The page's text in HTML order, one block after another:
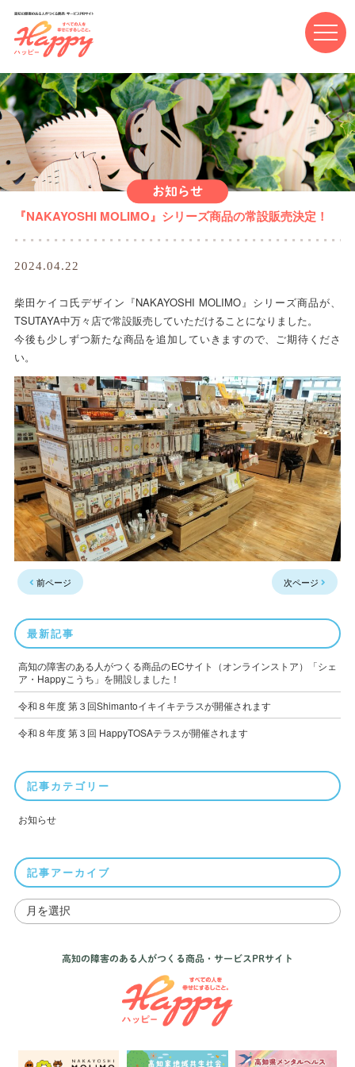
高知の障害のある人がつくる商品・サービスPRサイト
ホーム
Happyとは
事業所紹介
お店紹介
共同受注
公式オンラインストア
お問い合わせ
高知の障害のある人がつくる商品・サービスPRサイト
お知らせ
『NAKAYOSHI MOLIMO』シリーズ商品の常設販売決定！
2024.04.22
柴田ケイコ氏デザイン『NAKAYOSHI MOLIMO』シリーズ商品が、
TSUTAYA中万々店で常設販売していただけることになりました。
今後も少しずつ新たな商品を追加していきますので、ご期待くださ
い。
前ページ 次ページ
最新記事
高知の障害のある人がつくる商品のECサイト（オンラインストア）「シェ
ア・Happyこうち」を開設しました！
令和８年度 第３回Shimantoイキイキテラスが開催されます
令和８年度 第３回 HappyTOSAテラスが開催されます
記事カテゴリー
お知らせ
記事アーカイブ
高知の障害のある人がつくる商品・サービスPRサイト